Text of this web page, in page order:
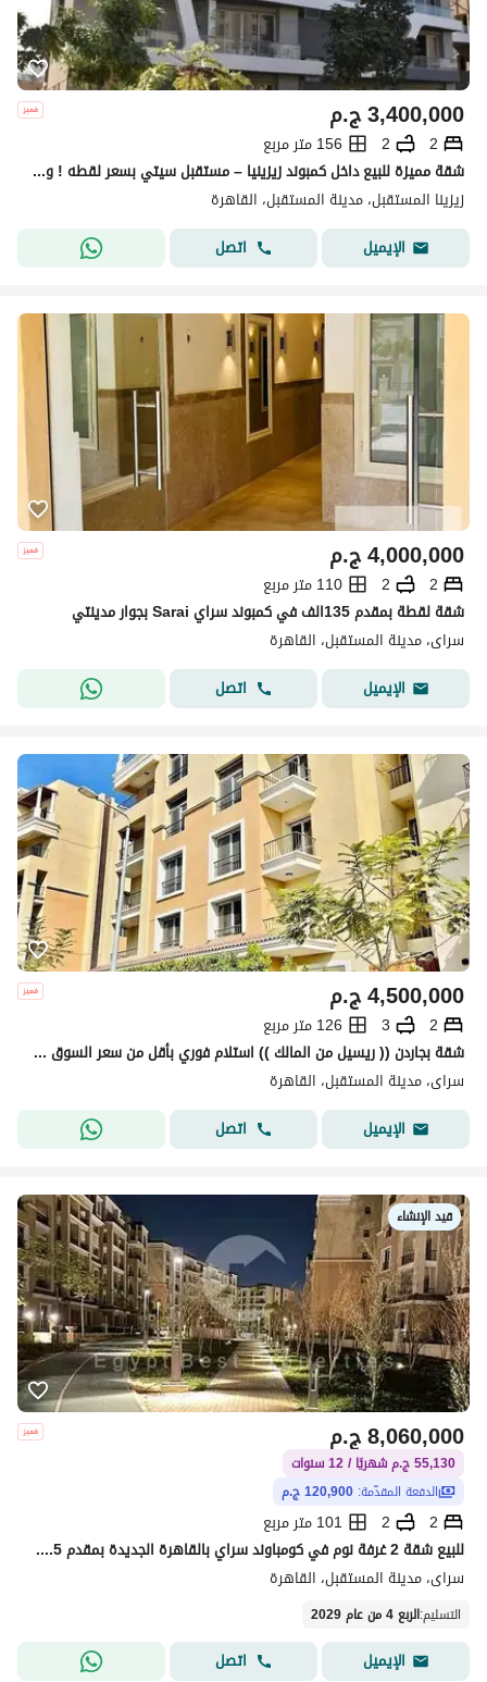
ج.م3,400,000
2
2
156 متر مربع
شقة مميزة للبيع داخل كمبوند زيزينيا – مستقبل سيتي بسعر لقطه ! و متا تقسيط علي اطول مده سداد
زيزينا المستقبل، مدينة المستقبل، القاهرة
الإيميل
اتصل
ج.م4,000,000
2
2
110 متر مربع
شقة لقطة بمقدم 135الف في كمبوند سراي Sarai بجوار مدينتي
سراى، مدينة المستقبل، القاهرة
الإيميل
اتصل
ج.م4,500,000
2
3
126 متر مربع
شقة بجاردن (( ريسيل من المالك )) استلام فوري بأقل من سعر السوق للبيع في كمبوند سراي أمام مدينتي مباشره
سراى، مدينة المستقبل، القاهرة
الإيميل
اتصل
قيد الإنشاء
ج.م8,060,000
55,130 ج.م شهريًا / 12 سنوات
الدفعة المقدّمة: 120,900 ج.م
2
2
101 متر مربع
للبيع شقة 2 غرفة نوم في كومباوند سراي بالقاهرة الجديدة بمقدم 1.5% وقسط علي 12 سنة
سراى، مدينة المستقبل، القاهرة
التسليم:الربع 4 من عام 2029
الإيميل اتصل